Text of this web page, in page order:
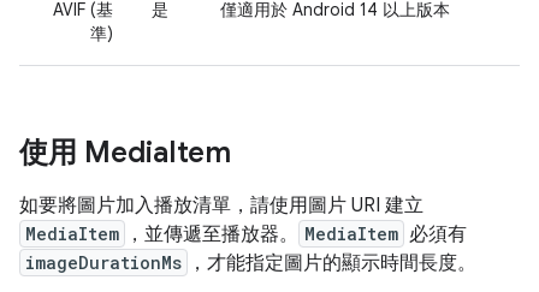
AVIF (基
準)
是 僅適用於 Android 14 以上版本
使用 MediaItem
如要將圖片加入播放清單，請使用圖片 URI 建立
MediaItem ，並傳遞至播放器。 MediaItem 必須有
imageDurationMs ，才能指定圖片的顯示時間長度。